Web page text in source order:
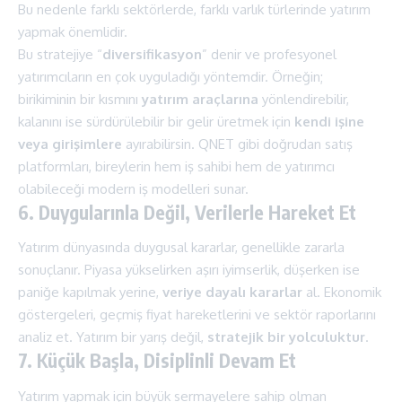
Bu nedenle farklı sektörlerde, farklı varlık türlerinde yatırım
yapmak önemlidir.
Bu stratejiye “diversifikasyon” denir ve profesyonel
yatırımcıların en çok uyguladığı yöntemdir. Örneğin;
birikiminin bir kısmını yatırım araçlarına yönlendirebilir,
kalanını ise sürdürülebilir bir gelir üretmek için kendi işine
veya girişimlere ayırabilirsin. QNET gibi doğrudan satış
platformları, bireylerin hem iş sahibi hem de yatırımcı
olabileceği modern iş modelleri sunar.
6. Duygularınla Değil, Verilerle Hareket Et
Yatırım dünyasında duygusal kararlar, genellikle zararla
sonuçlanır. Piyasa yükselirken aşırı iyimserlik, düşerken ise
paniğe kapılmak yerine, veriye dayalı kararlar al. Ekonomik
göstergeleri, geçmiş fiyat hareketlerini ve sektör raporlarını
analiz et. Yatırım bir yarış değil, stratejik bir yolculuktur.
7. Küçük Başla, Disiplinli Devam Et
Yatırım yapmak için büyük sermayelere sahip olman